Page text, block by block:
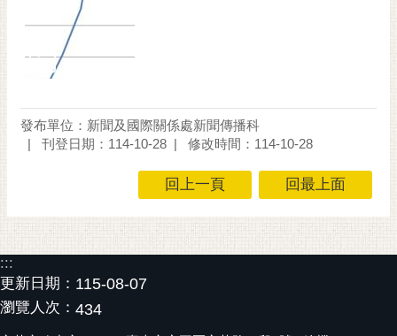
發布單位：新聞及國際關係處新聞傳播科
刊登日期：114-10-28
修改時間：114-10-28
回上一頁 回最上面
:::
更新日期： 115-08-07
瀏覽人次： 434